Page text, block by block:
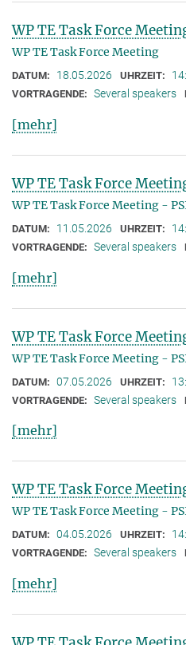
WP TE Task Force
WP TE Task Force Meeting
DATUM: 18.05.2026 UHRZEIT:
VORTRAGENDE: Several speakers
[mehr]
WP TE Task Force
WP TE Task Force Meeting -
DATUM: 11.05.2026 UHRZEIT:
VORTRAGENDE: Several speakers
[mehr]
WP TE Task Force
WP TE Task Force Meeting -
DATUM: 07.05.2026 UHRZEIT:
VORTRAGENDE: Several speakers
[mehr]
WP TE Task Force
WP TE Task Force Meeting -
DATUM: 04.05.2026 UHRZEIT:
VORTRAGENDE: Several speakers
[mehr]